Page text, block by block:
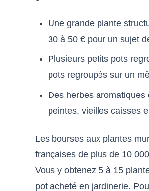
Une grande plante
30 à 50 € pour un sujet
Plusieurs petits pots
pots regroupés sur un
Des herbes
peintes, vieilles caisses
Les bourses aux plantes
françaises de plus de 10
Vous y obtenez 5 à 15
pot acheté en jardinerie.